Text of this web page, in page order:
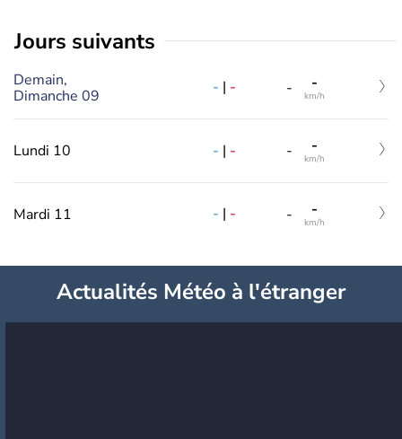
jours suivants
Demain,
Dimanche 09
- | - - -
km/h
Lundi 10 - | - - -
km/h
Mardi 11 - | - - -
km/h
Actualités Météo à l'étranger